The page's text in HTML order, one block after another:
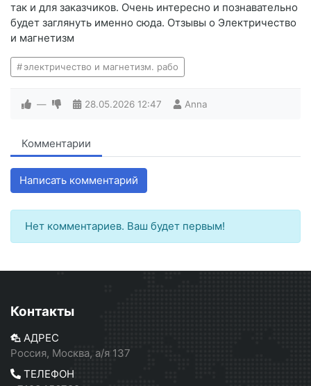
так и для заказчиков. Очень интересно и познавательно
будет заглянуть именно сюда. Отзывы о Электричество
и магнетизм
электричество и магнетизм. рабо
— 28.05.2026 12:47 Anna
Комментарии
Написать комментарий
Нет комментариев. Ваш будет первым!
Контакты
АДРЕС
Россия, Москва, а/я 137
ТЕЛЕФОН